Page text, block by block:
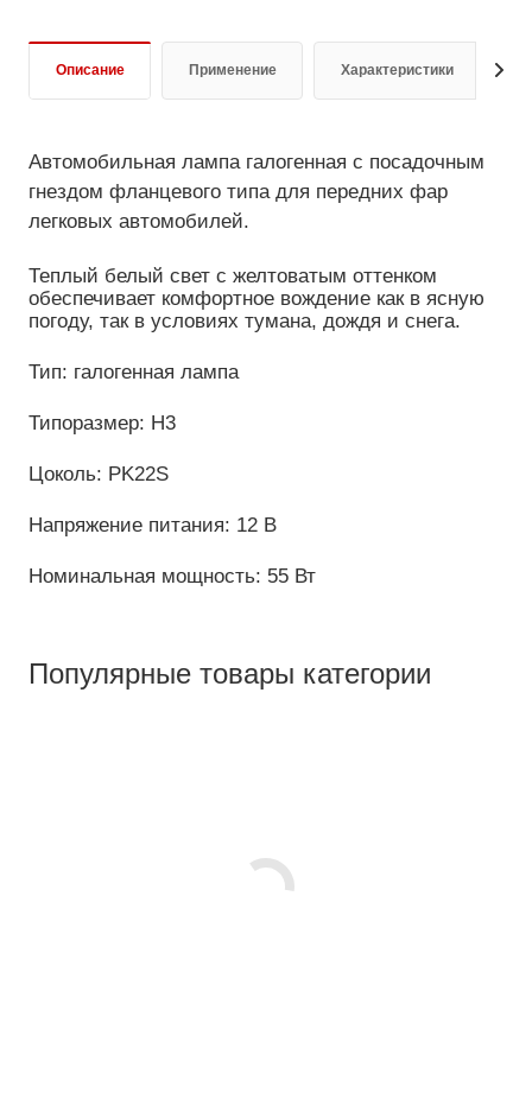
Описание Применение Характеристики
Автомобильная лампа галогенная с посадочным
гнездом фланцевого типа для передних фар
легковых автомобилей.
Теплый белый свет с желтоватым оттенком
обеспечивает комфортное вождение как в ясную
погоду, так в условиях тумана, дождя и снега.
Тип: галогенная лампа
Типоразмер: H3
Цоколь: PK22S
Напряжение питания: 12 В
Номинальная мощность: 55 Вт
Популярные товары категории